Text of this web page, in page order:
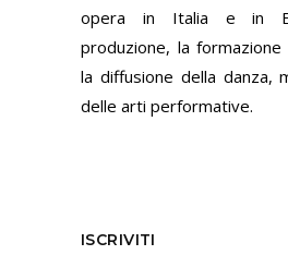
opera in Italia e in
produzione, la
la diffusione della danza,
delle arti performative.
ISCRIVITI